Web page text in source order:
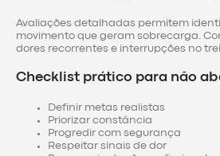
Avaliações detalhadas permitem
movimento que geram sobrecarga.
dores recorrentes e interrupções no
Checklist prático para não
Definir metas realistas
Priorizar constância
Progredir com segurança
Respeitar sinais de dor